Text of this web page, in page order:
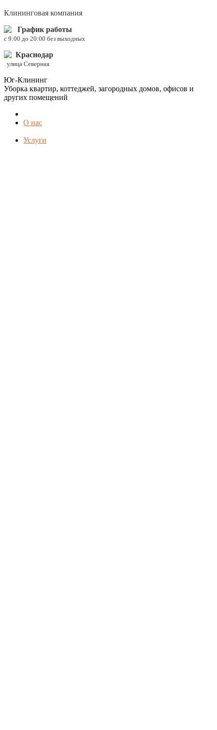
Клининговая компания
График работы
c 9:00 до 20:00 без выходных
Краснодар
улица Северная
Юг-Клининг
Уборка квартир, коттеджей, загородных домов, офисов и
других помещений
О нас
Услуги